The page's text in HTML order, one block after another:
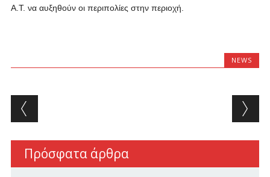
Α.Τ. να αυξηθούν οι περιπολίες στην περιοχή.
NEWS
Post navigation
Πρόσφατα άρθρα